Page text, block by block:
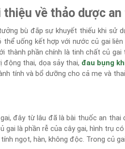
thiệu về thảo dược
bù đắp sự khuyết thiếu khi sử
thể uống kết hợp với nước củ gai
thành phần chính là tinh chất củ
động thai, dọa sảy thai, đau bụng
tính và bổ dưỡng cho cả mẹ và
đây từ lâu đã là bài thuốc an
gai là phần rễ của cây gai, hình trụ
ngọt, hàn, không độc. Trong củ